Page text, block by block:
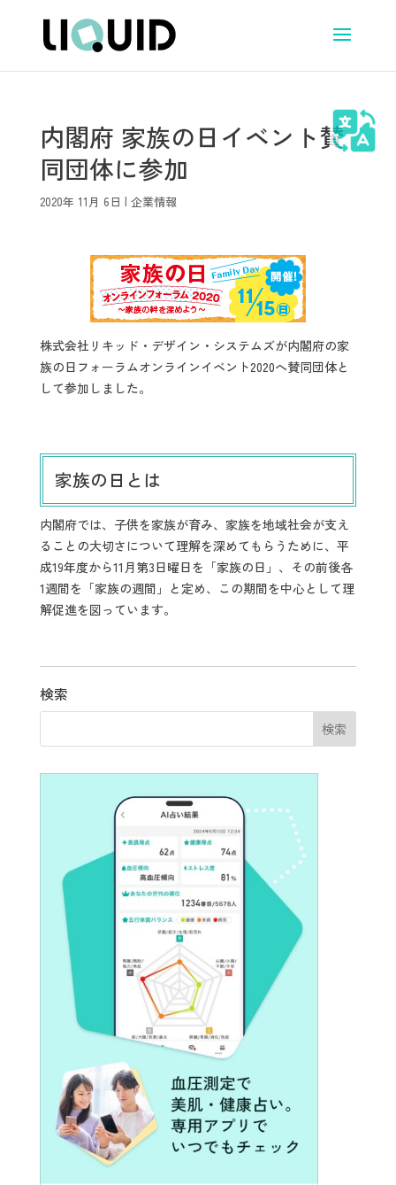
内閣府 家族の日イベント賛
同団体に参加
2020年 11月 6日 | 企業情報
株式会社リキッド・デザイン・システムズが内閣府の家
族の日フォーラムオンラインイベント2020へ賛同団体と
して参加しました。
家族の日とは
内閣府では、子供を家族が育み、家族を地域社会が支え
ることの大切さについて理解を深めてもらうために、平
成19年度から11月第3日曜日を「家族の日」、その前後各
1週間を「家族の週間」と定め、この期間を中心として理
解促進を図っています。
検索